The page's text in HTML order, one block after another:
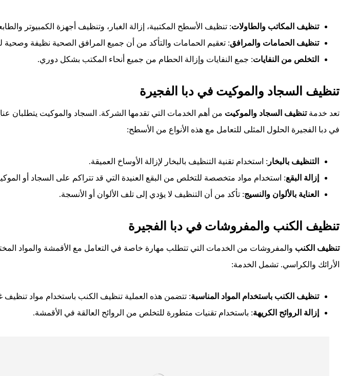
تنظيف المكاتب والطاولات: تنظيف الأسطح المكتبية، إزالة الغبار، وتنظيف أجهزة الكمبيوتر
تنظيف الحمامات والمرافق: تعقيم الحمامات والتأكد من أن جميع المرافق الصحية نظيفة وصحية
التخلص من النفايات: جمع النفايات وإزالة الحطام من جميع أنحاء المكتب بشكل دوري.
تنظيف السجاد والموكيت في دبا الفجيرة
تعد خدمةتنظيف السجاد والموكيت من أهم الخدمات التي تقدمها الشركة. السجاد والموكيت يتطلبان
في دبا الفجيرة الحلول المثلى للتعامل مع هذه الأنواع من الأسطح:
التنظيف بالبخار : استخدام تقنية التنظيف بالبخار لإزالة الأوساخ العميقة.
إزالة البقع: استخدام مواد متخصصة للتخلص من البقع العنيدة التي قد تتراكم على السجاد أو
العناية بالألوان والنسيج: تأكد من أن التنظيف لا يؤدي إلى تلف الألوان أو الأنسجة.
تنظيف الكنب والمفروشات في دبا الفجيرة
تنظيف الكنب والمفروشات من الخدمات التي تتطلب مهارة خاصة في التعامل مع الأقمشة والمواد
الأرائك والكراسي. تشمل الخدمة:
تنظيف الكنب باستخدام المواد المناسبة: تتضمن هذه العملية تنظيف الكنب باستخدام مواد
إزالة الروائح الكريهة: باستخدام تقنيات متطورة للتخلص من الروائح العالقة في الأقمشة.